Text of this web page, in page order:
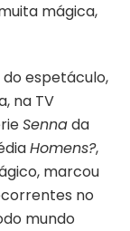
mágica,
do espetáculo,
na TV
Sennada
Homens?,
marcou
no
mundo